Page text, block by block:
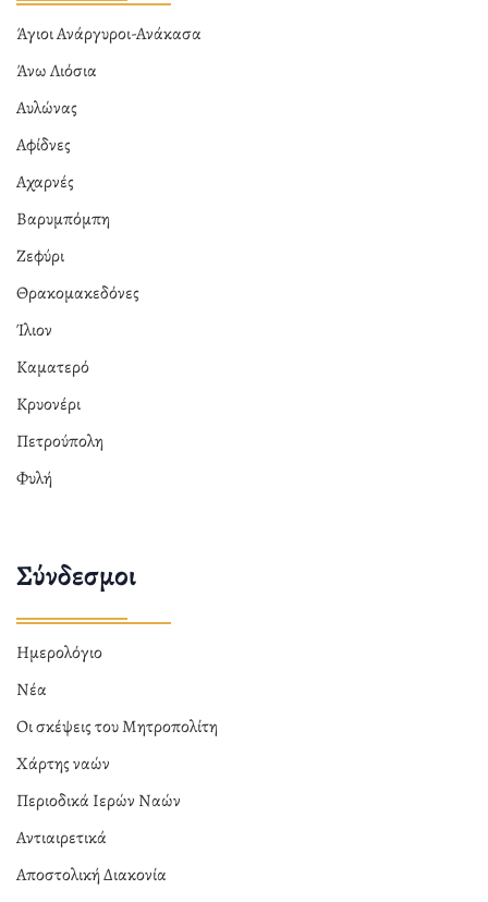
Άγιοι Ανάργυροι-Ανάκασα
Άνω Λιόσια
Αυλώνας
Αφίδνες
Αχαρνές
Βαρυμπόμπη
Ζεφύρι
Θρακομακεδόνες
Ίλιον
Καματερό
Κρυονέρι
Πετρούπολη
Φυλή
Σύνδεσμοι
Ημερολόγιο
Νέα
Οι σκέψεις του Μητροπολίτη
Χάρτης ναών
Περιοδικά Ιερών Ναών
Αντιαιρετικά
Αποστολική Διακονία